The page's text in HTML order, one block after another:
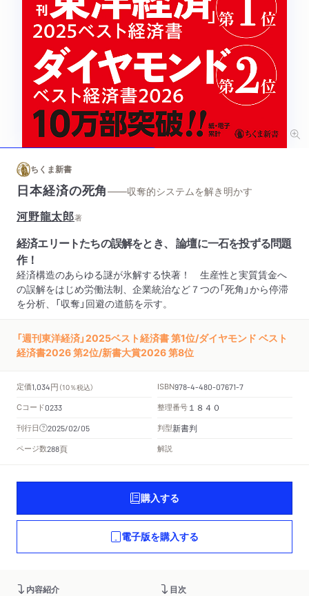
ちくま新書
日本経済の死角——収奪的システムを解き明かす
河野龍太郎著
経済エリートたちの誤解をとき、 論壇に一石を投ずる問題
作！
経済構造のあらゆる謎が氷解する快著！ 生産性と実質賃金へ
の誤解をはじめ労働法制、企業統治など７つの「死角」から停滞
を分析、「収奪」回避の道筋を示す。
「週刊東洋経済」2025ベスト経済書 第1位/ダイヤモンド ベスト
経済書2026 第2位/新書大賞2026 第8位
定価1,034円 （10％税込） ISBN978-4-480-07671-7
Cコード0233 整理番号 １８４０
刊行日 2025/02/05 判型新書判
ページ数288頁 解説
購入する
電子版を購入する
内容紹介 目次